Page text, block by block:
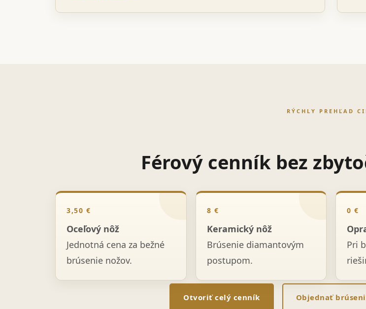
RÝCHLY PREHĽAD
Férový cenník bez
3,50 €
Oceľový nôž
Jednotná cena za bežné
brúsenie nožov.
8 €
Keramický nôž
Brúsenie diamantovým
postupom.
0 €
Pri
Otvoriť celý cenník Objednať